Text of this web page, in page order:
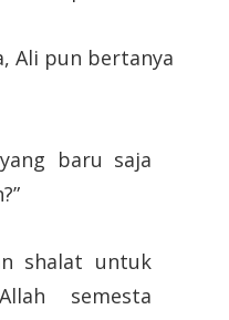
Ali pun bertanya
baru saja
shalat untuk
semesta